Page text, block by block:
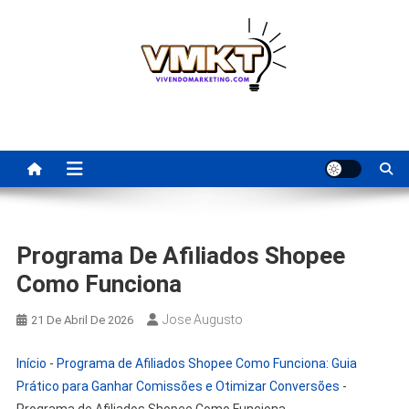
Para Revenda | Vivendo
Marketing
Programa De Afiliados Shopee
Como Funciona
21 De Abril De 2026 Jose Augusto
Início - Programa de Afiliados Shopee Como Funciona: Guia
Prático para Ganhar Comissões e Otimizar Conversões -